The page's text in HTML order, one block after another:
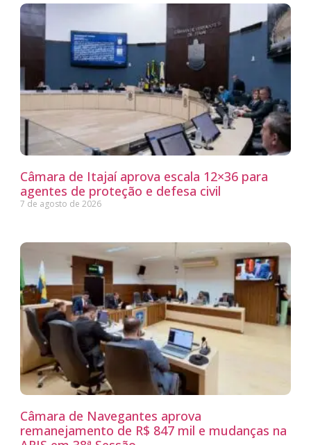
Câmara de Itajaí aprova escala 12×36 para
agentes de proteção e defesa civil
7 de agosto de 2026
Câmara de Navegantes aprova
remanejamento de R$ 847 mil e mudanças na